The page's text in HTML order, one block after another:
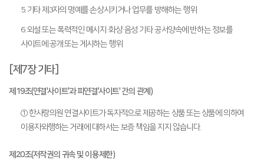
5. 기타 제3자의 명예를 손상시키거나 업무를 방해하는 행위
6. 외설 또는 폭력적인 메시지·화상·음성 기타 공서양속에 반하는 정보를
사이트에 공개 또는 게시하는 행위
[제7장 기타]
제19조(연결'사이트'과 피연결'사이트' 간의 관계)
① 한사랑의원 연결사이트가 독자적으로 제공하는 상품 또는 상품에 의하여
이용자와행하는 거래에 대하서는 보증 책임을 지지 않습니다.
제20조(저작권의 귀속 및 이용제한)